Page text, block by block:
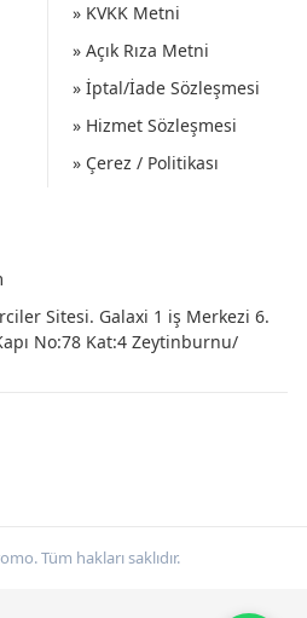
» KVKK Metni
» Açık Rıza Metni
» İptal/İade Sözleşmesi
» Hizmet Sözleşmesi
» Çerez / Politikası
Sitesi. Galaxi 1 iş Merkezi 6.
No:78 Kat:4 Zeytinburnu/
Tüm hakları saklıdır.